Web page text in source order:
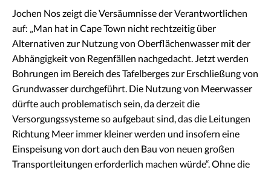
Jochen Nos zeigt die Versäumnisse der Verantwortlichen
auf: „Man hat in Cape Town nicht rechtzeitig über
Alternativen zur Nutzung von Oberflächenwasser mit der
Abhängigkeit von Regenfällen nachgedacht. Jetzt werden
Bohrungen im Bereich des Tafelberges zur Erschließung von
Grundwasser durchgeführt. Die Nutzung von Meerwasser
dürfte auch problematisch sein, da derzeit die
Versorgungssysteme so aufgebaut sind, das die Leitungen
Richtung Meer immer kleiner werden und insofern eine
Einspeisung von dort auch den Bau von neuen großen
Transportleitungen erforderlich machen würde“. Ohne die